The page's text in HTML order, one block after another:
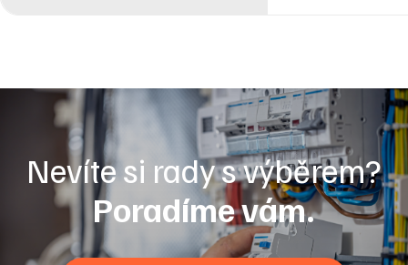
Nevíte si rady s výběrem?
Poradíme vám.